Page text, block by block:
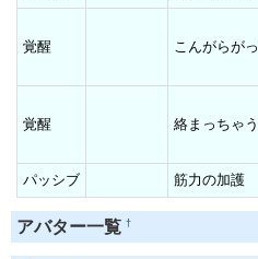
覚醒 こんがらが
覚醒 絡まっちゃ
パッシブ 筋力の加護
アバター一覧 †